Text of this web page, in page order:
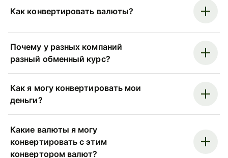
Как конвертировать валюты?
Почему у разных компаний
разный обменный курс?
Как я могу конвертировать мои
деньги?
Какие валюты я могу
конвертировать с этим
конвертором валют?